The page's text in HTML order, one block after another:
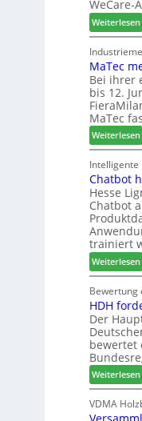
f
üf
l
t
a
l
o
-
r
u
-
b
i
n
WeCare-
Weiterlesen:
-
A
i
c
0
MaTec
Bei ihrer
bis 12.
MaTec
Weiterlesen:
e
l
d
t
s
h
Chatbot
Hesse
Chatbot
trainiert
Weiterlesen:
t
t
h
i
l
Bewertung
HDH
Der
bewertet
Weiterlesen:
VDMA